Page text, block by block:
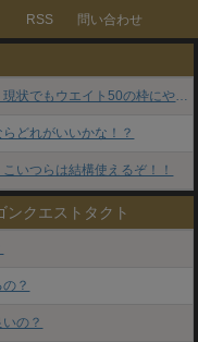
RSS 問い合わせ
【ドラクエタクト】ジャミラスは悪くないけど、現状でもウエイト50の枠にやって入れる実力ってある？
どれがいいかな！？
いつらは結構使えるぞ！！
ンクエストタクト
？
の？